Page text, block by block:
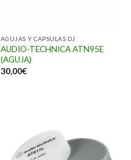
AGUJAS Y CAPSULAS DJ
AUDIO-TECHNICA ATN95E
(AGUJA)
30,00€